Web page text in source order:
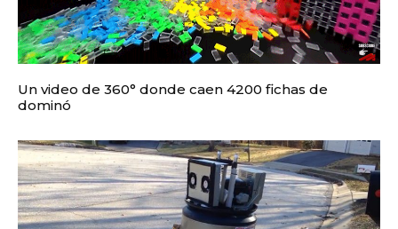
Un video de 360° donde caen 4200 fichas de
dominó